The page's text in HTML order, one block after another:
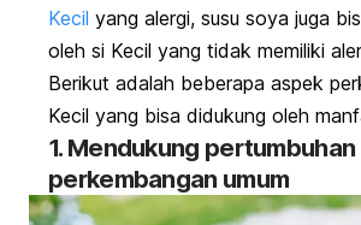
Kecil yang alergi, susu soya juga
oleh si Kecil yang tidak memiliki
Berikut adalah beberapa aspek
Kecil yang bisa didukung oleh
1. Mendukung pertumbuhan
perkembangan umum